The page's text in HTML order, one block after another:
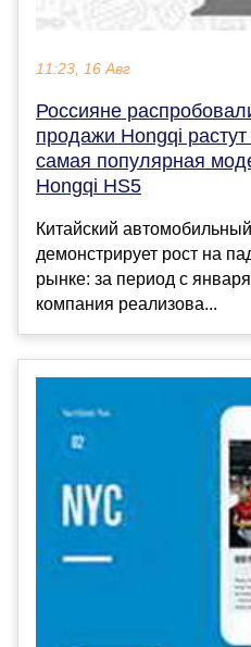
11:23, 16 Авг
Россияне
продажи Hongqi
самая популярная
Hongqi HS5
Китайский
демонстрирует рост на
рынке: за период с
компания реализова...